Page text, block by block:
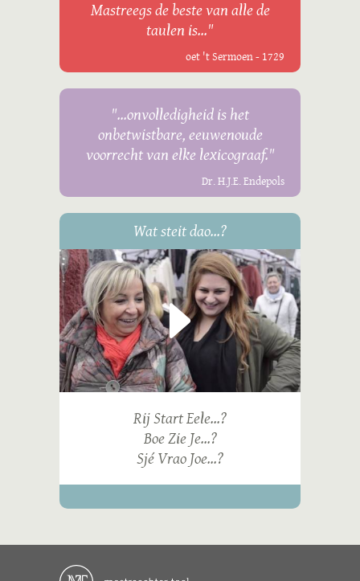
Mastreegs de beste van alle de
taulen is..."
oet 't Sermoen - 1729
"...onvolledigheid is het
onbetwistbare, eeuwenoude
voorrecht van elke lexicograaf."
Dr. H.J.E. Endepols
Wat steit dao...?
Rij Start Eele...?
Boe Zie Je...?
Sjé Vrao Joe...?